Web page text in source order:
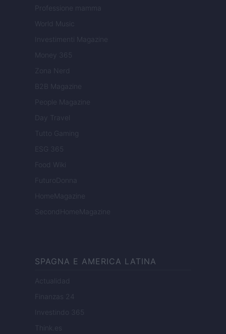
Professione mamma
World Music
Investimenti Magazine
Money 365
Zona Nerd
B2B Magazine
People Magazine
Day Travel
Tutto Gaming
ESG 365
Food Wiki
FuturoDonna
HomeMagazine
SecondHomeMagazine
SPAGNA E AMERICA LATINA
Actualidad
Finanzas 24
Investindo 365
Think.es